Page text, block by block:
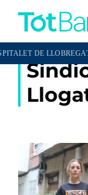
DE LLOBREGAT